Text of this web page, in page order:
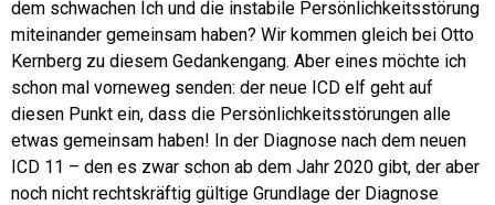
dem schwachen Ich und die instabile Persönlichkeitsstörung
miteinander gemeinsam haben? Wir kommen gleich bei Otto
Kernberg zu diesem Gedankengang. Aber eines möchte ich
schon mal vorneweg senden: der neue ICD elf geht auf
diesen Punkt ein, dass die Persönlichkeitsstörungen alle
etwas gemeinsam haben! In der Diagnose nach dem neuen
ICD 11 – den es zwar schon ab dem Jahr 2020 gibt, der aber
noch nicht rechtskräftig gültige Grundlage der Diagnose